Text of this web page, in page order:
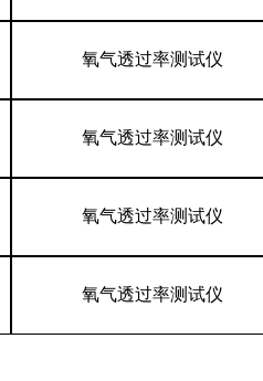
氧气透过率测试仪
氧气透过率测试仪
氧气透过率测试仪
氧气透过率测试仪